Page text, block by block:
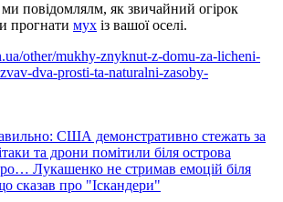
повідомлялм, як звичайний огірок
прогнати мух із вашої оселі.
other/mukhy-znyknut-z-domu-za-licheni-
dva-prosti-ta-naturalni-zasoby-
США демонстративно стежать за
та дрони помітили біля острова
Лукашенко не стримав емоцій біля
сказав про "Іскандери"